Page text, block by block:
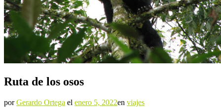
Ruta de los osos
porGerardo Ortega el enero 5, 2022en viajes